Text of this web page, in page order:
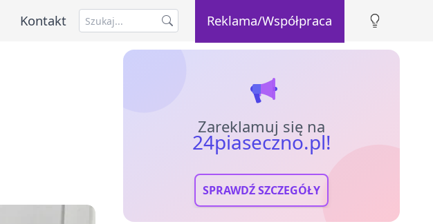
Kontakt Reklama/Współpraca
Zareklamuj się na
24piaseczno.pl!
SPRAWDŹ SZCZEGÓŁY